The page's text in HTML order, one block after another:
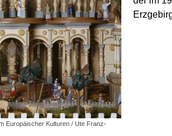
Europäischer Kulturen / Ute Franz-